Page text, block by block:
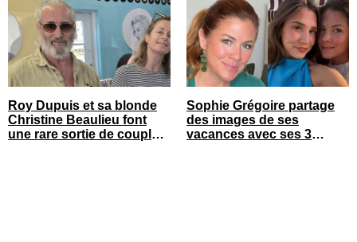
Roy Dupuis et sa blonde
Christine Beaulieu font
une rare sortie de couple
Sophie Grégoire partage
des images de ses
vacances avec ses 3